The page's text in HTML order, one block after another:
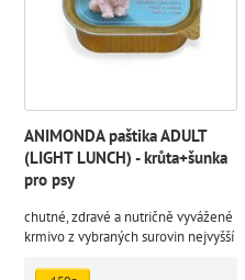
ANIMONDA paštika ADULT
(LIGHT LUNCH) - krůta+šunka
pro psy
chutné, zdravé a nutričně vyvážené
krmivo z vybraných surovin nejvyšší